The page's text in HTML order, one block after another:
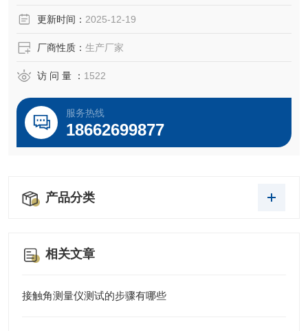
更新时间： 2025-12-19
厂商性质： 生产厂家
访 问 量 ： 1522
服务热线
18662699877
产品分类
相关文章
接触角测量仪测试的步骤有哪些